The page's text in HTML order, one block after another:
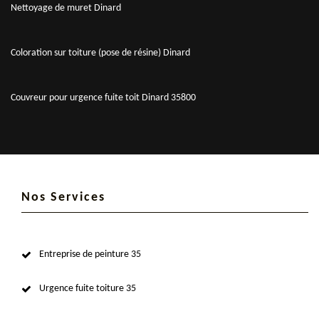
Nettoyage de muret Dinard
Coloration sur toiture (pose de résine) Dinard
Couvreur pour urgence fuite toit Dinard 35800
Nos Services
Entreprise de peinture 35
Urgence fuite toiture 35